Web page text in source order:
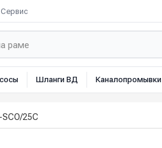
Сервис
Шланги ВД Каналопромывки
SCO/25C